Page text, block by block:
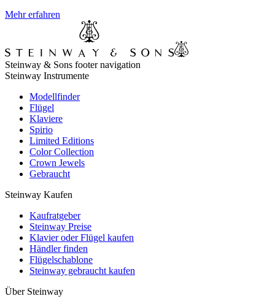
Mehr erfahren
Steinway & Sons footer navigation
Steinway Instrumente
Modellfinder
Flügel
Klaviere
Spirio
Limited Editions
Color Collection
Crown Jewels
Gebraucht
Steinway Kaufen
Kaufratgeber
Steinway Preise
Klavier oder Flügel kaufen
Händler finden
Flügelschablone
Steinway gebraucht kaufen
Über Steinway